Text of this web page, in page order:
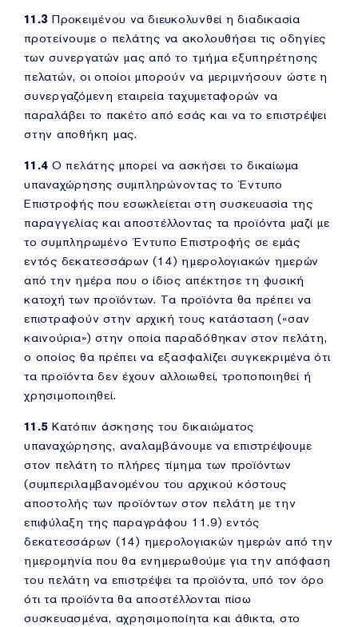
11.3 Προκειμένου να διευκολυνθεί η διαδικασία
προτείνουμε ο πελάτης να ακολουθήσει τις οδηγίες
των συνεργατών μας από το τμήμα εξυπηρέτησης
πελατών, οι οποίοι μπορούν να μεριμνήσουν ώστε η
συνεργαζόμενη εταιρεία ταχυμεταφορών να
παραλάβει το πακέτο από εσάς και να το επιστρέψει
στην αποθήκη μας.
11.4 Ο πελάτης μπορεί να ασκήσει το δικαίωμα
υπαναχώρησης συμπληρώνοντας το Έντυπο
Επιστροφής που εσωκλείεται στη συσκευασία της
παραγγελίας και αποστέλλοντας τα προϊόντα μαζί με
το συμπληρωμένο Έντυπο Επιστροφής σε εμάς
εντός δεκατεσσάρων (14) ημερολογιακών ημερών
από την ημέρα που ο ίδιος απέκτησε τη φυσική
κατοχή των προϊόντων. Τα προϊόντα θα πρέπει να
επιστραφούν στην αρχική τους κατάσταση («σαν
καινούρια») στην οποία παραδόθηκαν στον πελάτη,
ο οποίος θα πρέπει να εξασφαλίζει συγκεκριμένα ότι
τα προϊόντα δεν έχουν αλλοιωθεί, τροποποιηθεί ή
χρησιμοποιηθεί.
11.5 Κατόπιν άσκησης του δικαιώματος
υπαναχώρησης, αναλαμβάνουμε να επιστρέψουμε
στον πελάτη το πλήρες τίμημα των προϊόντων
(συμπεριλαμβανομένου του αρχικού κόστους
αποστολής των προϊόντων στον πελάτη με την
επιφύλαξη της παραγράφου 11.9) εντός
δεκατεσσάρων (14) ημερολογιακών ημερών από την
ημερομηνία που θα ενημερωθούμε για την απόφαση
του πελάτη να επιστρέψει τα προϊόντα, υπό τον όρο
ότι τα προϊόντα θα αποστέλλονται πίσω
συσκευασμένα, αχρησιμοποίητα και άθικτα, στο